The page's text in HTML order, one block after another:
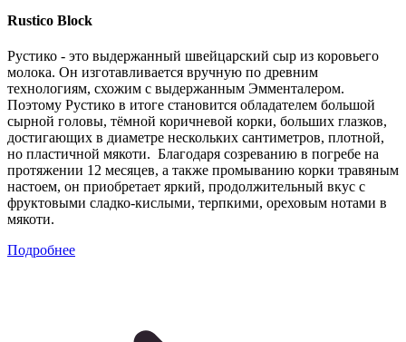
Rustico Block
Рустико - это выдержанный швейцарский сыр из коровьего
молока. Он изготавливается вручную по древним
технологиям, схожим с выдержанным Эмменталером.
Поэтому Рустико в итоге становится обладателем большой
сырной головы, тёмной коричневой корки, больших глазков,
достигающих в диаметре нескольких сантиметров, плотной,
но пластичной мякоти. Благодаря созреванию в погребе на
протяжении 12 месяцев, а также промыванию корки травяным
настоем, он приобретает яркий, продолжительный вкус с
фруктовыми сладко-кислыми, терпкими, ореховым нотами в
мякоти.
Подробнее